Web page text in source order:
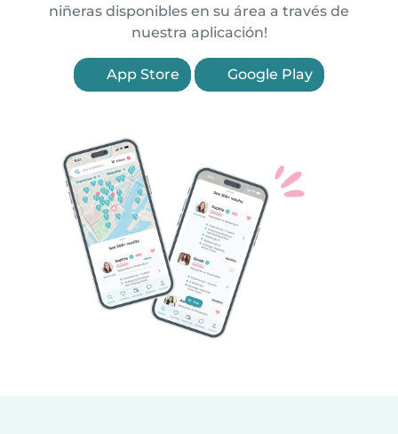
niñeras disponibles en su área a través de
nuestra aplicación!
App Store Google Play